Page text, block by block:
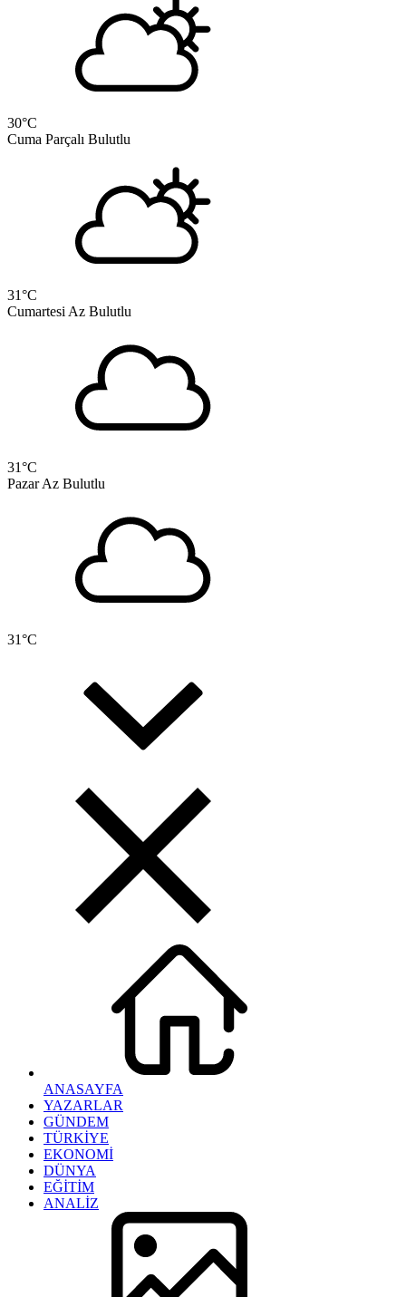
30°C
Cuma Parçalı Bulutlu
31°C
Cumartesi Az Bulutlu
31°C
Pazar Az Bulutlu
31°C
ANASAYFA
YAZARLAR
GÜNDEM
TÜRKİYE
EKONOMİ
DÜNYA
EĞİTİM
ANALİZ